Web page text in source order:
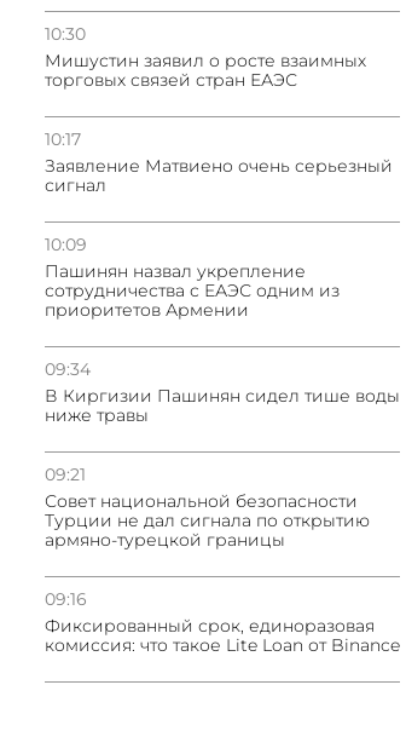
10:30
Мишустин заявил о росте взаимных
торговых связей стран ЕАЭС
10:17
Заявление Матвиено очень серьезный
сигнал
10:09
Пашинян назвал укрепление
сотрудничества с ЕАЭС одним из
приоритетов Армении
09:34
В Киргизии Пашинян сидел тише воды
ниже травы
09:21
Совет национальной безопасности
Турции не дал сигнала по открытию
армяно-турецкой границы
09:16
Фиксированный срок, единоразовая
комиссия: что такое Lite Loan от Binance